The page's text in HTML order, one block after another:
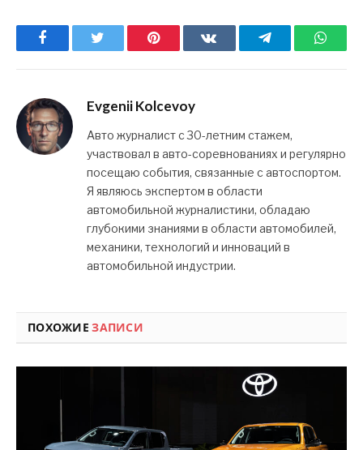
Facebook Pinterest ВКонтактеTelegram
Evgenii Kolcevoy
Авто журналист с 30-летним стажем,
участвовал в авто-соревнованиях и регулярно
посещаю события, связанные с автоспортом.
Я являюсь экспертом в области
автомобильной журналистики, обладаю
глубокими знаниями в области автомобилей,
механики, технологий и инноваций в
автомобильной индустрии.
ПОХОЖИЕЗАПИСИ